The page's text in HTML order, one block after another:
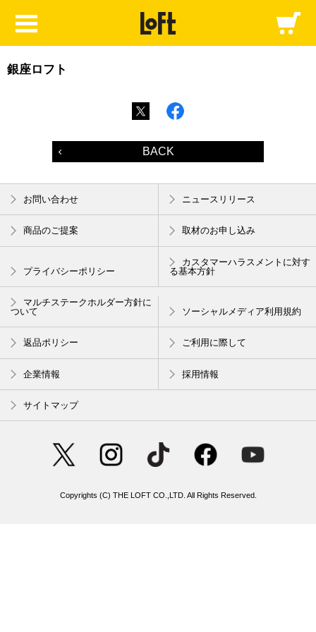
銀座ロフト
BACK
お問い合わせ ニュースリリース
商品のご提案 取材のお申し込み
プライバシーポリシー
カスタマーハラスメントに対す
る基本方針
マルチステークホルダー方針に
ついて
ソーシャルメディア利用規約
返品ポリシー ご利用に際して
企業情報 採用情報
サイトマップ
Copyrights (C) THE LOFT CO.,LTD. All Rights Reserved.